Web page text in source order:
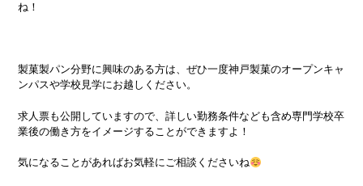
ね！
製菓製パン分野に興味のある方は、ぜひ一度神戸製菓のオープンキャ
ンパスや学校見学にお越しください。
求人票も公開していますので、詳しい勤務条件なども含め専門学校卒
業後の働き方をイメージすることができますよ！
気になることがあればお気軽にご相談くださいね